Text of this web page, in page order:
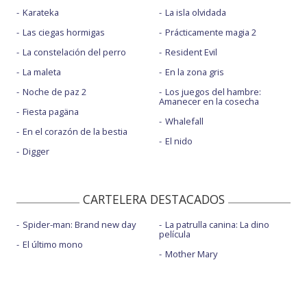
Karateka
Las ciegas hormigas
La constelación del perro
La maleta
Noche de paz 2
Fiesta pagäna
En el corazón de la bestia
Digger
La isla olvidada
Prácticamente magia 2
Resident Evil
En la zona gris
Los juegos del hambre:
Amanecer en la cosecha
Whalefall
El nido
CARTELERA DESTACADOS
Spider-man: Brand new day
El último mono
La patrulla canina: La dino
película
Mother Mary